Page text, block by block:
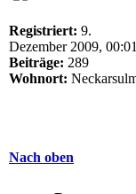
Registriert: 9.
Dezember 2009, 00:01
Beiträge: 289
Wohnort:
Nach oben